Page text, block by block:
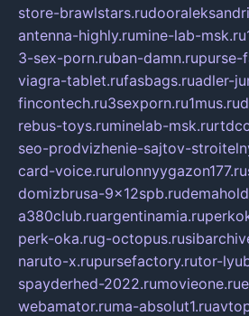
store-brawlstars.ru
antenna-highly.rumine-lab-msk.ru
3-sex-porn.ruban-damn.rupurse-
viagra-tablet.rufasbags.ruadler-
fincontech.ru3sexporn.ru1mus.ru
rebus-toys.ruminelab-msk.ru
seo-prodvizhenie-sajtov-
card-voice.rurulonnyygazon177.ru
domizbrusa-9x12spb.ru
a380club.ruargentinamia.ru
perk-oka.rug-octopus.ru
naruto-x.rupursefactory.rutor-
spayderhed-2022.rumovieone.ru
webamator.ruma-absolut1.ru